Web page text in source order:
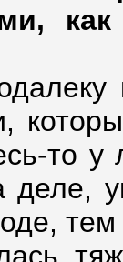
как
то